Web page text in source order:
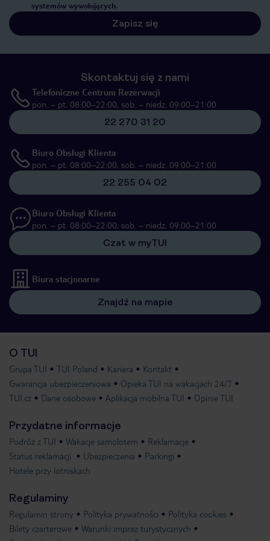
systemów wywołujących.
Zapisz się
Skontaktuj się z nami
Telefoniczne Centrum Rezerwacji
pon. – pt. 08:00–22:00, sob. – niedz. 09:00–21:00
22 270 31 20
Biuro Obsługi Klienta
pon. – pt. 08:00–22:00, sob. – niedz. 09:00–21:00
22 255 04 02
Biuro Obsługi Klienta
pon. – pt. 08:00–22:00, sob. – niedz. 09:00–21:00
Czat w myTUI
Biura stacjonarne
Znajdź na mapie
O TUI
Grupa TUI TUI Poland Kariera
Kontakt
Gwarancja ubezpieczeniowa
Opieka TUI na wakacjach 24/7
TUI.cz
Dane osobowe Aplikacja mobilna TUI Opinie TUI
Przydatne informacje
Podróż z TUI Wakacje samolotem
Reklamacje
Status reklamacji
Ubezpieczenia
Parkingi
Hotele przy lotniskach
Regulaminy
Regulamin strony Polityka prywatności
Polityka cookies
Bilety czarterowe
Warunki imprez turystycznych